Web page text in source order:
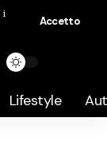
i
Accetto
Lifestyle